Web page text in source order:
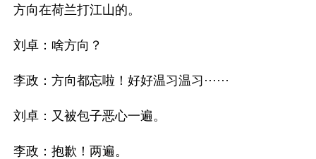
方向在荷兰打江山的。
刘卓：啥方向？
李政：方向都忘啦！好好温习温习······
刘卓：又被包子恶心一遍。
李政：抱歉！两遍。